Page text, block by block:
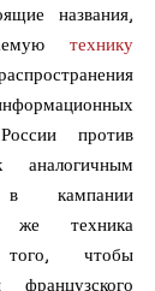
названия,
технику
против
кампании
же техника
того, чтобы
французского